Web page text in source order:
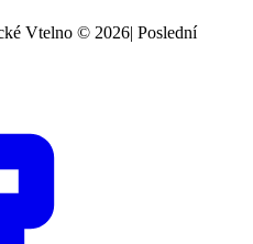
Vtelno © 2026| Poslední